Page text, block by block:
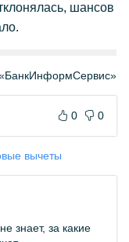
шансов
0 0
вычеты
знает, за какие